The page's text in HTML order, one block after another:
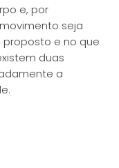
e, por
seja
e no que
duas
a